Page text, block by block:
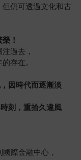
仍可透過文化和古
！
過去，
存在。
因時代而逐漸淡
刻，重拾久違風
際金融中心，